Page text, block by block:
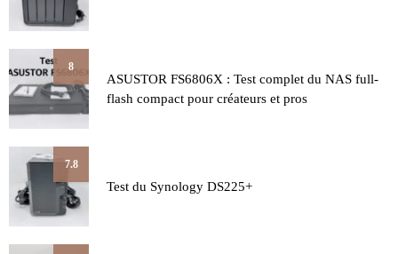
8
ASUSTOR FS6806X : Test complet du NAS full-
flash compact pour créateurs et pros
7.8
Test du Synology DS225+